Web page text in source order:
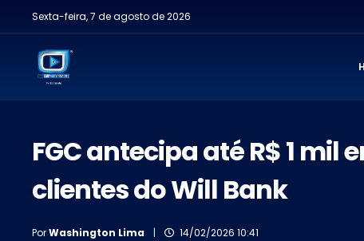
Sexta-feira, 7 de agosto de 2026
FGC antecipa até R$ 1 mil
clientes do Will Bank
PorWashington Lima | 14/02/2026 10:41